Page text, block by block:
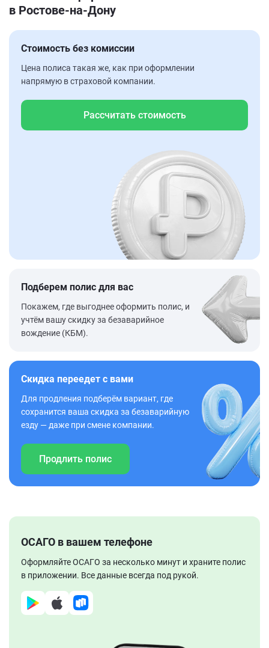
в Ростове-на-Дону
Стоимость без комиссии
Цена полиса такая же, как при оформлении
напрямую в страховой компании.
Рассчитать стоимость
Подберем полис для вас
Покажем, где выгоднее оформить полис, и
учтём вашу скидку за безаварийное
вождение (КБМ).
Скидка переедет с вами
Для продления подберём вариант, где
сохранится ваша скидка за безаварийную
езду — даже при смене компании.
Продлить полис
ОСАГО в вашем телефоне
Оформляйте ОСАГО за несколько минут и храните полис
в приложении. Все данные всегда под рукой.